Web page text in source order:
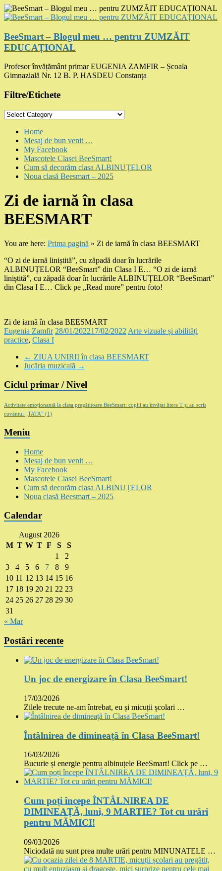
Skip
to
BeeSmart – Blogul meu … pentru ZUMZĂIT
EDUCAȚIONAL
Profesor învățământ primar EUGENIA ZAMFIR – Școala
Gimnazială Nr. 12 B. P. HASDEU Constanța
Filtre/Etichete
Filtre/Etichete
Menu
Home
Mesaj de bun venit …
My Facebook
Mascotele Clasei BeeSmart!
Cum să decorăm clasa ALBINUȚELOR
Noua clasă Beesmart – 2025
Zi de iarnă în clasa
BEESMART
You are here: Prima pagină » Zi de iarnă în clasa BEESMART
“O zi de iarnă liniștită”, cu zăpadă doar în lucrările
ALBINUȚELOR “BeeSmart” din Clasa I E… “O zi de iarnă
liniștită”, cu zăpadă doar în lucrările ALBINUȚELOR “BeeSmart”
din Clasa I E… Click pe „Read more” pentru foto!
Zi de iarnă în clasa BEESMART
Eugenia Zamfir 28/01/202217/02/2022 Arte vizuale și abilități
practice, Clasa I
← ZIUA UNIRII în clasa BEESMART
Jucăria muzicală →
Ciclul primar / Nivel
Activitate emoționantă la clasa pregătitoare BeeSmart: copiii au învățat litera T și au scris
cuvântul „TATA” (1)
Meniu
Home
Mesaj de bun venit …
My Facebook
Mascotele Clasei BeeSmart!
Cum să decorăm clasa ALBINUȚELOR
Noua clasă Beesmart – 2025
Calendar
August 2026
M T W T F S
S
1
2
3
4 5 6 7 8
9
10 11 12 13 14 15 16
17 18 19 20 21 22 23
24 25 26 27 28 29 30
31
« Mar
Postări recente
Un joc de energizare în Clasa BeeSmart!
17/03/2026
Zilele trecute ne-am întrebat, eu și micuții școlari …
Întâlnirea de dimineață în Clasa BeeSmart!
16/03/2026
Bucurie și energie pentru albinuțele BeeSmart! Click pe …
Cum poți începe ÎNTÂLNIREA DE
DIMINEAȚĂ, luni, 9 MARTIE? Tot cu urări
pentru MĂMICI!
09/03/2026
Niciodată nu sunt prea multe urări pentru MINUNATELE …